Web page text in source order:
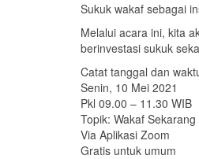
Sukuk wakaf sebagai
Melalui acara ini, kita
berinvestasi sukuk
Catat tanggal dan
Senin, 10 Mei 2021
Pkl 09.00 – 11.30 WIB
Topik: Wakaf
Via Aplikasi Zoom
Gratis untuk umum